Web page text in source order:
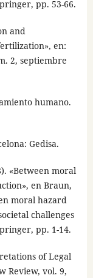
pp. 53-66.
and
en:
2, septiembre
humano.
Gedisa.
«Between moral
en Braun,
moral hazard
challenges
pp. 1-14.
of Legal
Review, vol. 9,